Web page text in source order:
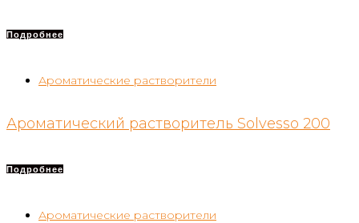
Подробнее
Ароматические растворители
Ароматический растворитель Solvesso 200
Подробнее
Ароматические растворители